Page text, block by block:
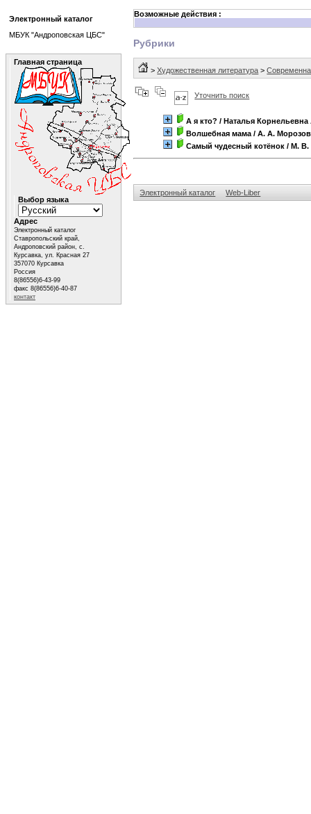
Возможные действия :
Рубрики
>Художественная литература >
Уточнить поиск
А я кто? / Наталья
Волшебная мама / А. А.
Самый чудесный котёнок / М. В.
Электронный каталог Web-Liber
Электронный каталог
МБУК "Андроповская ЦБС"
Главная страница
Выбор языка
Адрес
Электронный каталог
Ставропольский край,
Андроповский район, с.
Курсавка, ул. Красная 27
357070 Курсавка
Россия
8(86556)6-43-99
факс 8(86556)6-40-87
контакт